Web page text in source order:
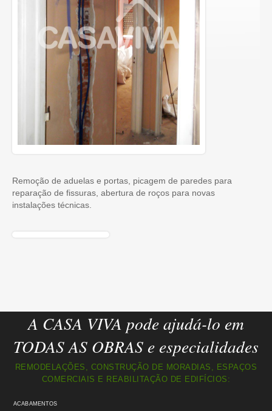
Remoção de aduelas e portas, picagem de paredes para
reparação de fissuras, abertura de roços para novas
instalações técnicas.
A CASA VIVA pode ajudá-lo em
TODAS AS OBRAS e especialidades
REMODELAÇÕES, CONSTRUÇÃO DE MORADIAS, ESPAÇOS
COMERCIAIS E REABILITAÇÃO DE EDIFÍCIOS:
ACABAMENTOS